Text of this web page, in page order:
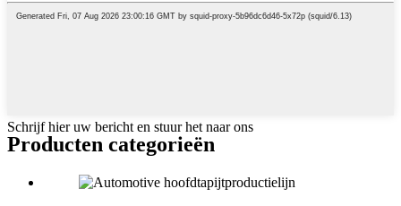
Schrijf hier uw bericht en stuur het naar ons
Producten categorieën